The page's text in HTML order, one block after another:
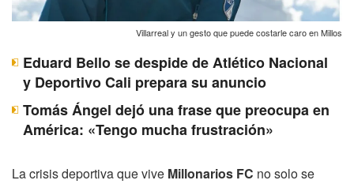
Villarreal y un gesto que puede costarle caro en Millos
Eduard Bello se despide de Atlético Nacional
y Deportivo Cali prepara su anuncio
Tomás Ángel dejó una frase que preocupa en
América: «Tengo mucha frustración»
La crisis deportiva que vive Millonarios FC no solo se